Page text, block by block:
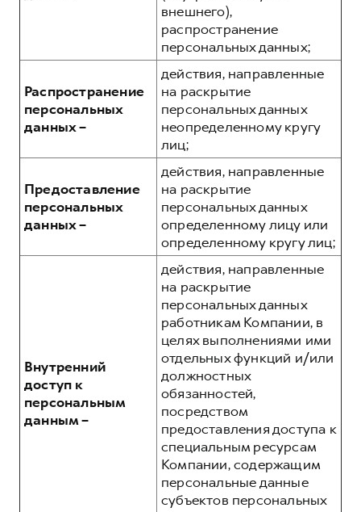
внешнего),
распространение
персональных данных;
Распространение
персональных
данных –
действия, направленные
на раскрытие
персональных данных
неопределенному кругу
лиц;
Предоставление
персональных
данных –
действия, направленные
на раскрытие
персональных данных
определенному лицу или
определенному кругу лиц;
Внутренний
доступ к
персональным
данным –
действия, направленные
на раскрытие
персональных данных
работникам Компании, в
целях выполнениями ими
отдельных функций и/или
должностных
обязанностей,
посредством
предоставления доступа к
специальным ресурсам
Компании, содержащим
персональные данные
субъектов персональных